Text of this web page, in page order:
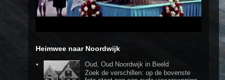
Heimwee naar Noordwijk
Oud, Oud Noordwijk in Beeld
Zoek de verschillen: op de bovenste